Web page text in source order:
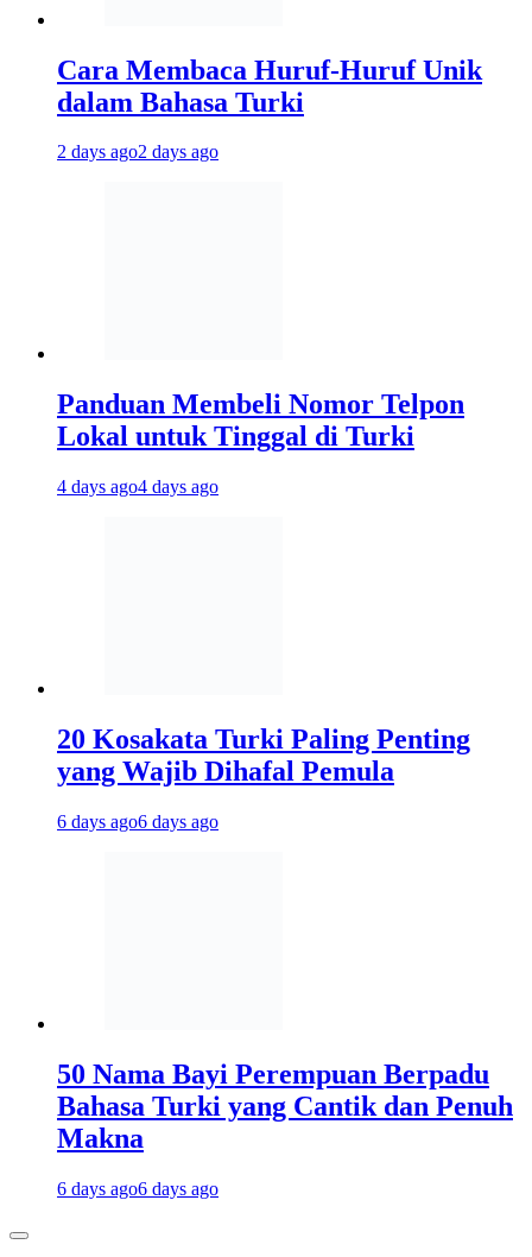
Cara Membaca Huruf-Huruf Unik
dalam Bahasa Turki
2 days ago2 days ago
Panduan Membeli Nomor Telpon
Lokal untuk Tinggal di Turki
4 days ago4 days ago
20 Kosakata Turki Paling Penting
yang Wajib Dihafal Pemula
6 days ago6 days ago
50 Nama Bayi Perempuan Berpadu
Bahasa Turki yang Cantik dan Penuh
Makna
6 days ago6 days ago